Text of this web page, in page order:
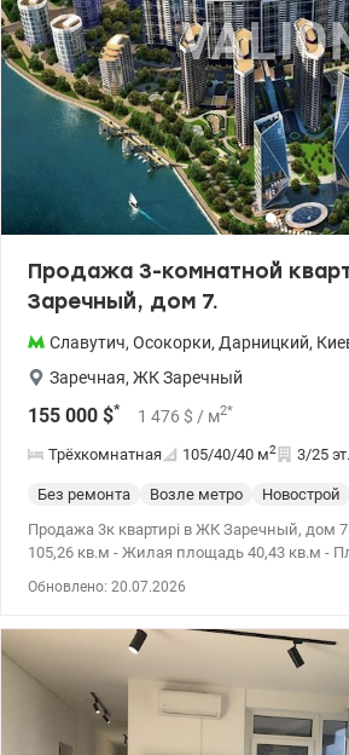
Продажа 3-комнатной
Заречный, дом 7.
Славутич, Осокорки, Дарницкий,
Заречная, ЖК Заречный
155 000 $* 1 476 $ / м2*
Трёхкомнатная 105/40/40 м2 3/25 эт.
Без ремонта Возле метро Новострой
Продажа 3к квартирі в ЖК Заречный, дом
105,26 кв.м - Жилая площадь 40,43 кв.м -
На территории кафе, рестораны,
прогулок, супермаркеты, ТРЦ. т.044 200 10
Обновлено: 20.07.2026